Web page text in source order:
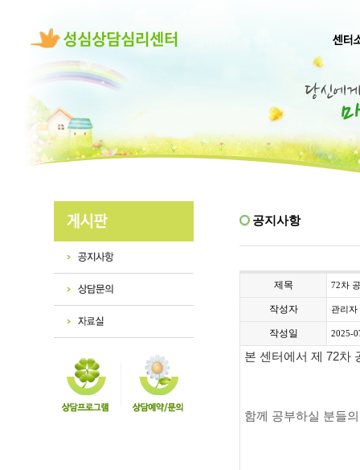
공지사항
제목 72차
작성자 관리자
작성일 2025-
본 센터에서 제 72차
함께 공부하실 분들